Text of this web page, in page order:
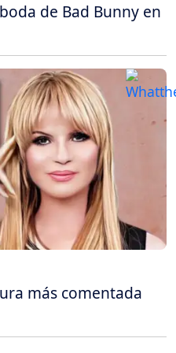
de Bad Bunny en
más comentada